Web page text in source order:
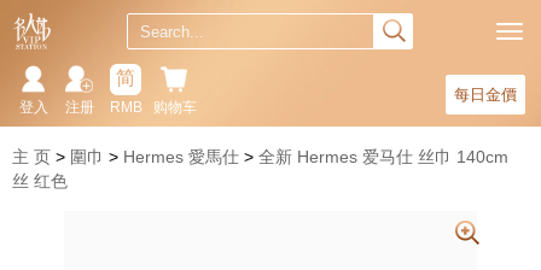
每日金價
购物车
简
RMB
注册
登入
主 页 圍巾 Hermes 愛馬仕
全新 Hermes 爱马仕 丝巾 140cm
丝 红色